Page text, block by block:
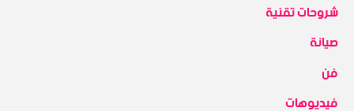
شروحات تقنية
صيانة
فن
فيديوهات